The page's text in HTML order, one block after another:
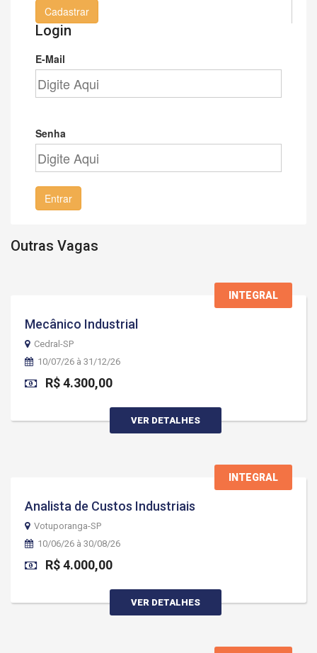
Cadastrar
Login
E-Mail
Senha
Entrar
Outras Vagas
INTEGRAL
Mecânico Industrial
Cedral-SP
10/07/26 à 31/12/26
R$ 4.300,00
VER DETALHES
INTEGRAL
Analista de Custos Industriais
Votuporanga-SP
10/06/26 à 30/08/26
R$ 4.000,00
VER DETALHES